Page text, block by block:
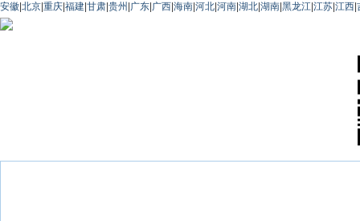
安徽 北京 重庆 福建 甘肃 贵州 广东 广西 海南 河北 河南 湖北 湖南 黑龙江 江苏 江西